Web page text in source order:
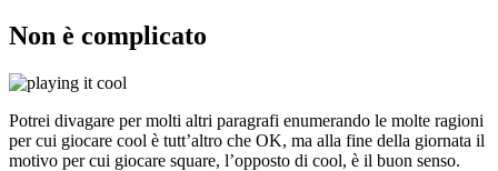
Non è complicato
Potrei divagare per molti altri paragrafi enumerando le molte ragioni
per cui giocare cool è tutt’altro che OK, ma alla fine della giornata il
motivo per cui giocare square, l’opposto di cool, è il buon senso.